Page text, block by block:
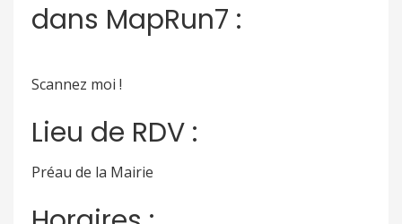
dans MapRun7 :
Scannez moi !
Lieu de RDV :
Préau de la Mairie